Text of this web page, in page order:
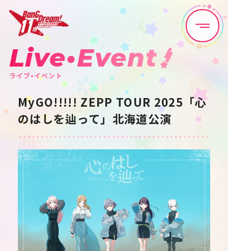
Home News
Live•Event Discography
Artist Anime
Game Media
Schedule About
Goods
Live•Event
ライブ•イベント
MyGO!!!!! ZEPP TOUR 2025「心
のはしを辿って」北海道公演